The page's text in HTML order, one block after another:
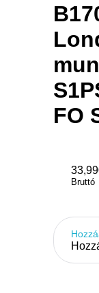
FO
Bruttó